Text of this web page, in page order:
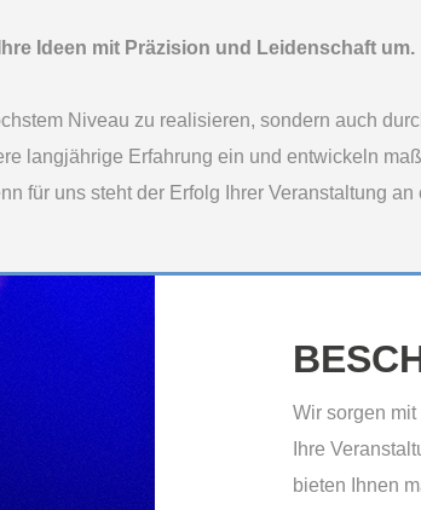
Ideen mit Präzision und Leidenschaft um.
Niveau zu realisieren, sondern auch
langjährige Erfahrung ein und entwickeln
für uns steht der Erfolg Ihrer Veranstaltung an
Wir sorgen
Ihre
bieten Ihnen